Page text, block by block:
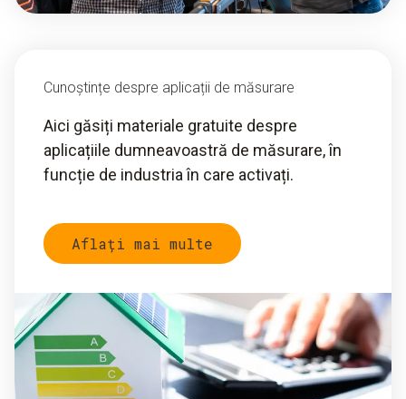
Cunoștințe despre aplicații de măsurare
Aici găsiți materiale gratuite despre
aplicațiile dumneavoastră de măsurare, în
funcție de industria în care activați.
Aflați mai multe